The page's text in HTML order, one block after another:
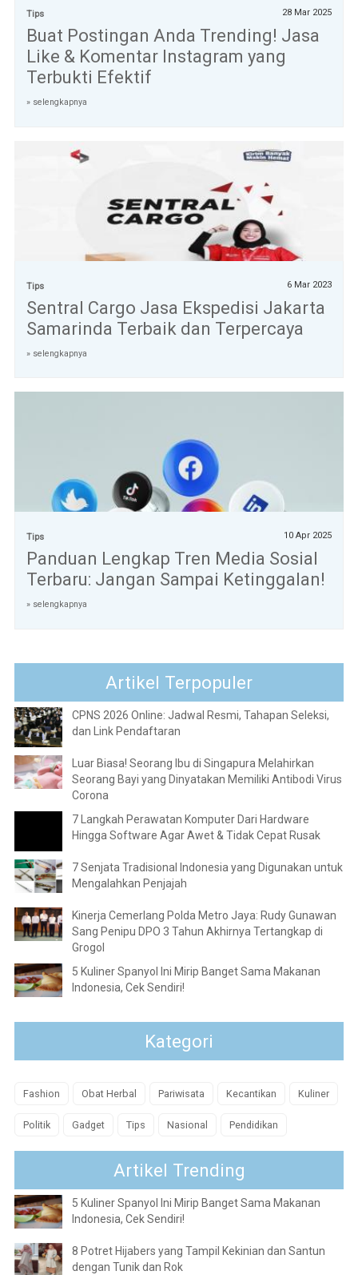
Tips 28 Mar 2025
Buat Postingan Anda Trending! Jasa
Like & Komentar Instagram yang
Terbukti Efektif
» selengkapnya
Tips 6 Mar 2023
Sentral Cargo Jasa Ekspedisi Jakarta
Samarinda Terbaik dan Terpercaya
» selengkapnya
Tips 10 Apr 2025
Panduan Lengkap Tren Media Sosial
Terbaru: Jangan Sampai Ketinggalan!
» selengkapnya
Artikel Terpopuler
CPNS 2026 Online: Jadwal Resmi, Tahapan Seleksi,
dan Link Pendaftaran
Luar Biasa! Seorang Ibu di Singapura Melahirkan
Seorang Bayi yang Dinyatakan Memiliki Antibodi Virus
Corona
7 Langkah Perawatan Komputer Dari Hardware
Hingga Software Agar Awet & Tidak Cepat Rusak
7 Senjata Tradisional Indonesia yang Digunakan untuk
Mengalahkan Penjajah
Kinerja Cemerlang Polda Metro Jaya: Rudy Gunawan
Sang Penipu DPO 3 Tahun Akhirnya Tertangkap di
Grogol
5 Kuliner Spanyol Ini Mirip Banget Sama Makanan
Indonesia, Cek Sendiri!
Kategori
Fashion Obat Herbal Pariwisata Kecantikan Kuliner
Politik Gadget Tips Nasional Pendidikan
Artikel Trending
5 Kuliner Spanyol Ini Mirip Banget Sama Makanan
Indonesia, Cek Sendiri!
8 Potret Hijabers yang Tampil Kekinian dan Santun
dengan Tunik dan Rok